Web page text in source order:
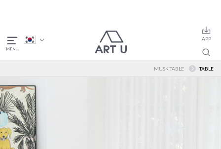
MUSK TABLE TABLE